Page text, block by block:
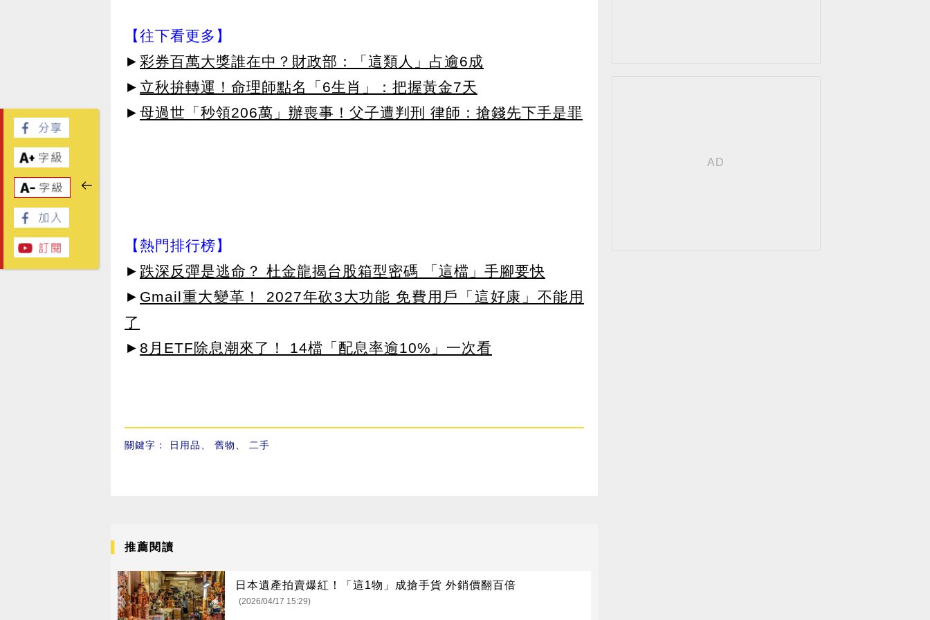
【往下看更多】
► 彩券百萬大獎誰在中？財政部：「這類人」占逾6成
► 立秋拚轉運！命理師點名「6生肖」：把握黃金7天
► 母過世「秒領206萬」辦喪事！父子遭判刑 律師：搶錢先下手是罪
【熱門排行榜】
► 跌深反彈是逃命？ 杜金龍揭台股箱型密碼 「這檔」手腳要快
► Gmail重大變革！ 2027年砍3大功能 免費用戶「這好康」不能用
了
► 8月ETF除息潮來了！ 14檔「配息率逾10%」一次看
關鍵字： 日用品 舊物 二手
推薦閱讀
日本遺產拍賣爆紅！「這1物」成搶手貨 外銷價翻百倍
(2026/04/17 15:29)